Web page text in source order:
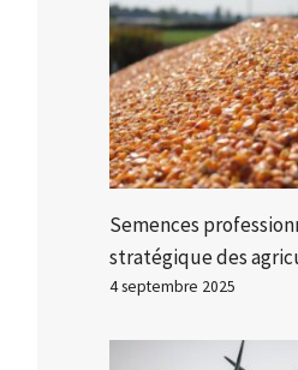
Semences
stratégique des
4 septembre 2025